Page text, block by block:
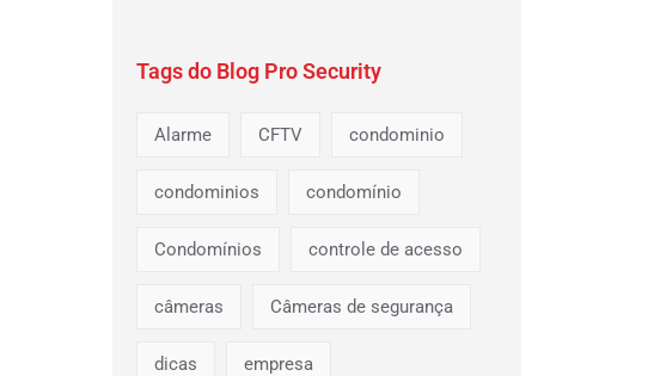
Tags do Blog Pro Security
Alarme CFTV condominio
condominios condomínio
Condomínios controle de acesso
câmeras Câmeras de segurança
dicas empresa